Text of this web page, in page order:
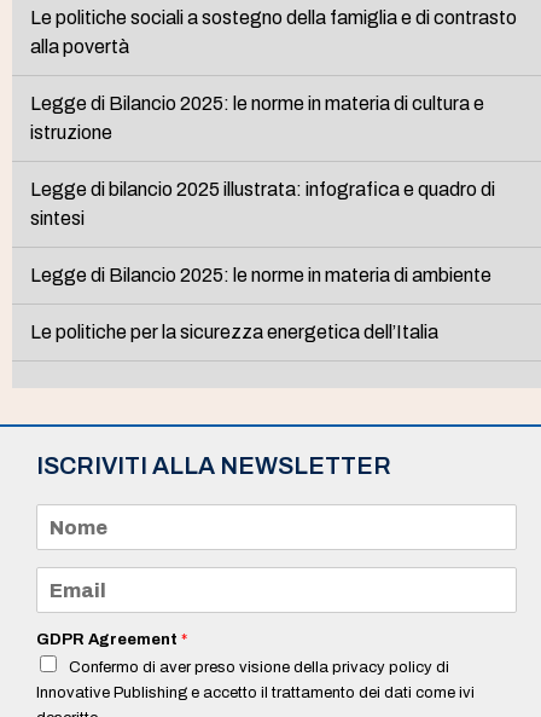
Le politiche sociali a sostegno della famiglia e di contrasto
alla povertà
Legge di Bilancio 2025: le norme in materia di cultura e
istruzione
Legge di bilancio 2025 illustrata: infografica e quadro di
sintesi
Legge di Bilancio 2025: le norme in materia di ambiente
Le politiche per la sicurezza energetica dell’Italia
ISCRIVITI ALLA NEWSLETTER
m
e
a
i
*
GDPR Agreement *
Confermo di aver preso visione della privacy policy di
Innovative Publishing e accetto il trattamento dei dati come ivi